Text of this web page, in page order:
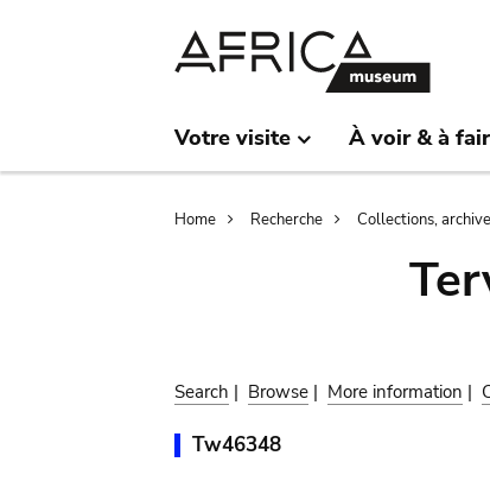
Votre visite À voir & à
Breadcrumb
Home Recherche Collections,
Search | Browse | More information |
Tw46348